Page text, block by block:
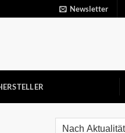
Newsletter